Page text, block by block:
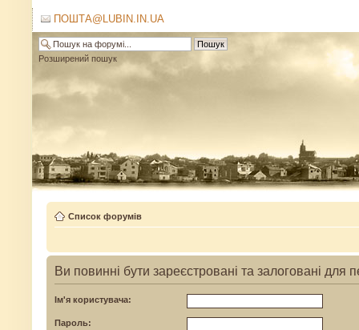
ПОШТА@LUBIN.IN.UA
Розширений пошук
Список форумів
Ви повинні бути зареєстровані та залоговані для
Ім'я користувача:
Пароль: